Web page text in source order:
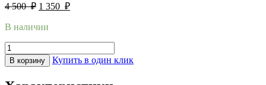
4 500₽ 1 350 ₽
В наличии
В корзину Купить в один клик